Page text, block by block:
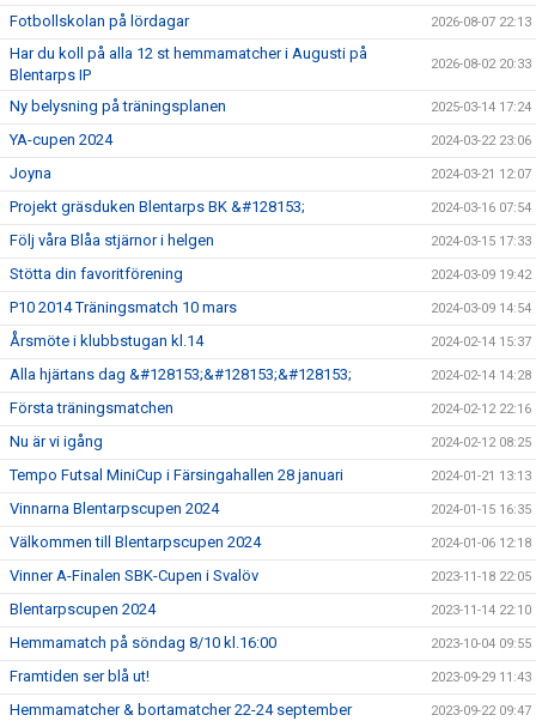
Fotbollskolan på lördagar 2026-08-07 22:13
Har du koll på alla 12 st hemmamatcher i Augusti på
Blentarps IP
2026-08-02 20:33
Ny belysning på träningsplanen 2025-03-14 17:24
YA-cupen 2024 2024-03-22 23:06
Joyna 2024-03-21 12:07
Projekt gräsduken Blentarps BK &#128153; 2024-03-16 07:54
Följ våra Blåa stjärnor i helgen 2024-03-15 17:33
Stötta din favoritförening 2024-03-09 19:42
P10 2014 Träningsmatch 10 mars 2024-03-09 14:54
Årsmöte i klubbstugan kl.14 2024-02-14 15:37
Alla hjärtans dag &#128153;&#128153;&#128153; 2024-02-14 14:28
Första träningsmatchen 2024-02-12 22:16
Nu är vi igång 2024-02-12 08:25
Tempo Futsal MiniCup i Färsingahallen 28 januari 2024-01-21 13:13
Vinnarna Blentarpscupen 2024 2024-01-15 16:35
Välkommen till Blentarpscupen 2024 2024-01-06 12:18
Vinner A-Finalen SBK-Cupen i Svalöv 2023-11-18 22:05
Blentarpscupen 2024 2023-11-14 22:10
Hemmamatch på söndag 8/10 kl.16:00 2023-10-04 09:55
Framtiden ser blå ut! 2023-09-29 11:43
Hemmamatcher & bortamatcher 22-24 september 2023-09-22 09:47